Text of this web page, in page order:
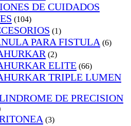
DE CUIDADOS
(104)
(1)
PARA FISTULA (6)
(2)
ELITE (66)
TRIPLE LUMEN
DE PRECISION
(3)